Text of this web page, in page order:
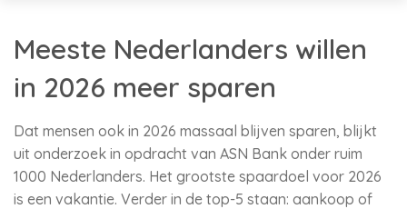
Meeste Nederlanders willen
in 2026 meer sparen
Dat mensen ook in 2026 massaal blijven sparen, blijkt
uit onderzoek in opdracht van ASN Bank onder ruim
1000 Nederlanders. Het grootste spaardoel voor 2026
is een vakantie. Verder in de top-5 staan: aankoop of